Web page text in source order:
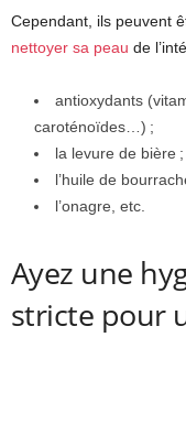
Cependant, ils peuvent
nettoyer sa peau de
antioxydants
caroténoïdes…) ;
la levure de bière ;
l’huile de
l’onagre, etc.
Ayez une
stricte pour